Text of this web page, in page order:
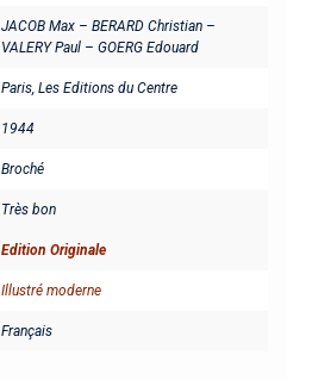
JACOB Max – BERARD Christian –
VALERY Paul – GOERG Edouard
Paris, Les Editions du Centre
1944
Broché
Très bon
Edition Originale
Illustré moderne
Français